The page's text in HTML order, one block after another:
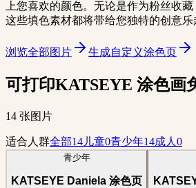
上您喜欢的颜色。无论是作为粉丝收
这些填色素材都将带给您独特的创意乐
浏览全部图片 生成自定义涂色页
可打印KATSEYE 涂色画
14 张图片
适合人群全部14 儿童0青少年14成人 0
青少年
KATSEYE Daniela 涂色页